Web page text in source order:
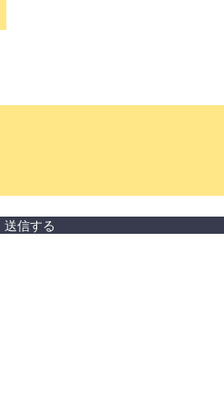
送信する